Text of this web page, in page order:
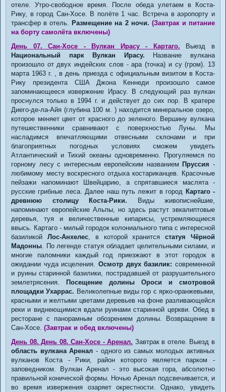
отеле. Утро-свободное время. После обеда улетаем в Коста-
Рику, в город Сан-Хосе. В полёте 1 час. Встреча в аэропорту и
трансфер в отель.
Размещение на 2 ночи. (Завтрак и питание
на борту самолёта включены)
День 07. Сан-Хосе - Вулкан Ирасу - Картаго. Выезд в
Национальный парк Вулкан Ирасу. Название вулкана
произошло от двух индейских слов - ара (точка) и су (гром). 13
марта 1963 г. , в день приезда с официальным визитом в Коста-
Рику президента США Джона Кеннеди произошло самое
запоминающееся извержение Ирасу. В следующий раз вулкан
проснулся только в 1994 г. и действует до сих пор. В кратере
Диего-де-ла-Айя (глубина 100 м. ) находится минеральное озеро,
которое меняет цвет от красного до зеленого. Вершину вулкана
путешественники сравнивают с поверхностью Луны. Мы
насладимся впечатляющими отвесными склонами и при
благоприятных погодных условиях сможем увидеть
Атлантический и Тихий океаны одновременно. Прогуляемся по
горному лесу с интересным европейским названием Пруcсия -
любимому месту воскресного отдыха костариканцев. Красочные
пейзажи напоминают Швейцарию, а спрятавшиеся маслята -
русские грибные леса. Далее наш путь лежит в город Картаго -
древнюю столицу Коста-Рики. Виды живописнейшие,
напоминают европейские Альпы, но здесь растут эвкалиптовые
деревья, туя и величественные кипарисы, устремляющиеся
ввысь. Картаго - милый городок колониального типа с интересной
базиликой Лос-Анхелес, в которой хранитсястатуя Чёрной
Мадонны . По легенде статуя обладает целительными силами, и
многие паломники каждый год приезжают в этот городок в
ожидании чуда исцеления. Осмотр двух базилик: современной
и руины старинной базилики, пострадавшей от разрушительного
землетрясения.
Посещение долины Ороси и смотровой
площадки Ухаррас. Великолепные виды гор с ярко-оранжевыми,
красными и желтыми цветами деревьев на фоне разливающейся
реки и виднеющимися вдали руинами старинной церкви. Обед в
ресторане с панорамным обозрением долины. Возвращение в
Сан-Хосе. (Завтрак и обед включены)
День 08. День 08. Сан-Хосе - Аренал. Завтрак в отеле. Выезд в
область вулкана Аренал - одного из самых молодых активных
вулканов Коста - Рики, район которого является парком -
заповедником. Вулкан Аренал - это высокая гора, абсолютно
правильной конической формы. Ночью Аренал подсвечивается, и
во время извержения озаряет окрестности. Однако, увидеть